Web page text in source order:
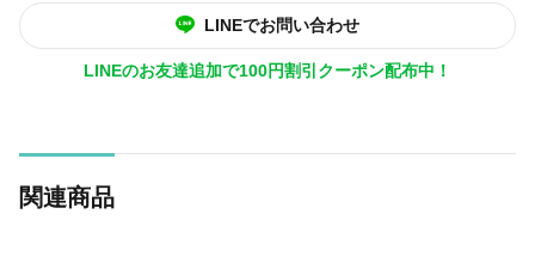
LINEでお問い合わせ
LINEのお友達追加で100円割引クーポン配布中！
関連商品